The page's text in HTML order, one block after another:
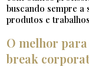
buscando sempre a
produtos e
O melhor
break